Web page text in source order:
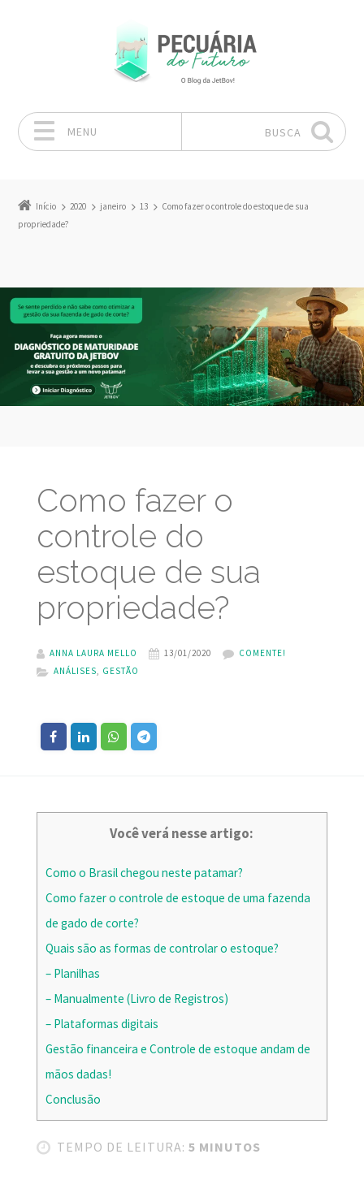
MENU BUSCA
Início 2020 janeiro 13
Como fazer o controle do estoque de sua
propriedade?
Como fazer o
controle do
estoque de sua
propriedade?
ANNA LAURA MELLO 13/01/2020
COMENTE!
ANÁLISES, GESTÃO
Você verá nesse artigo:
Como o Brasil chegou neste patamar?
Como fazer o controle de estoque de uma fazenda
de gado de corte?
Quais são as formas de controlar o estoque?
– Planilhas
– Manualmente (Livro de Registros)
– Plataformas digitais
Gestão financeira e Controle de estoque andam de
mãos dadas!
Conclusão
TEMPO DE LEITURA: 5 MINUTOS